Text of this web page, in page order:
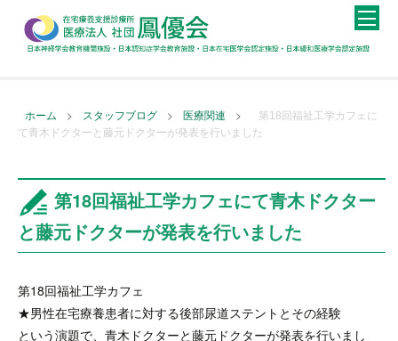
ホーム > スタッフブログ > 医療関連 >
第18回福祉工学カフェに
て青木ドクターと藤元ドクターが発表を行いました
第18回福祉工学カフェにて青木ドクター
と藤元ドクターが発表を行いました
第18回福祉工学カフェ
★男性在宅療養患者に対する後部尿道ステントとその経験
という演題で、青木ドクターと藤元ドクターが発表を行いまし